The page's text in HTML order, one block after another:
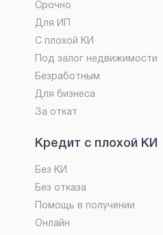
Срочно
Для ИП
С плохой КИ
Под залог недвижимости
Безработным
Для бизнеса
За откат
Кредит с плохой КИ
Без КИ
Без отказа
Помощь в получении
Онлайн